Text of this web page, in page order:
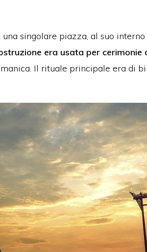
singolare piazza, al suo
era usata per cerimonie
Il rituale principale era di